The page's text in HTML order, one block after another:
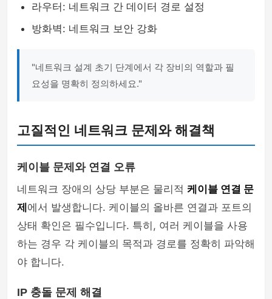
라우터: 네트워크 간 데이터 경로 설정
방화벽: 네트워크 보안 강화
"네트워크 설계 초기 단계에서 각 장비의 역할과 필
요성을 명확히 정의하세요."
고질적인 네트워크 문제와 해결책
케이블 문제와 연결 오류
네트워크 장애의 상당 부분은 물리적 케이블 연결 문
제 에서 발생합니다. 케이블의 올바른 연결과 포트의
상태 확인은 필수입니다. 특히, 여러 케이블을 사용
하는 경우 각 케이블의 목적과 경로를 정확히 파악해
야 합니다.
IP 충돌 문제 해결